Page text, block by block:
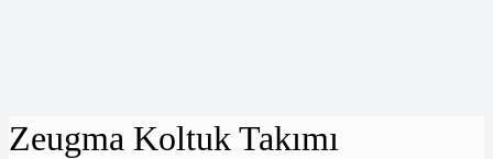
Zeugma Koltuk Takımı